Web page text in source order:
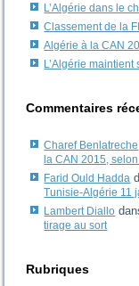
L’Algérie dans le
Classement de la
Algérie à la CAN
L’Algérie
Commentaires
Charef Benlatreche
la CAN 2015, selon
Farid Ould Hadda
Tunisie-Algérie 11
Lambert Diallo
tirage au sort
Rubriques